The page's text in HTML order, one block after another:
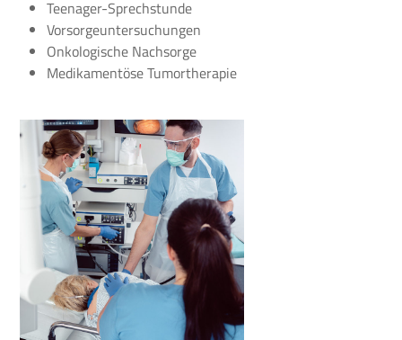
Teenager-Sprechstunde
Vorsorgeuntersuchungen
Onkologische Nachsorge
Medikamentöse Tumortherapie